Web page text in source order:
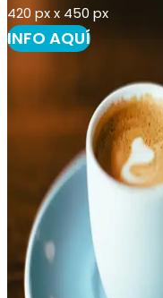
420 px x 450 px
INFO AQUÍ